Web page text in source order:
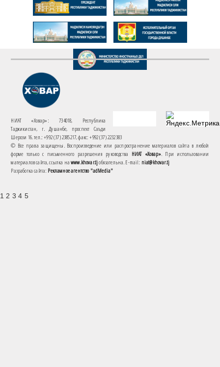
НИАТ «Ховар»: 734018, Республика
Таджикистан, г. Душанбе, проспект Саъди
Шерози 16. тел.: +992 (37) 2385217, факс: +992 (37) 2232383
© Все права защищены. Воспроизведение или распространение материалов сайта в любой
форме только с письменного разрешения руководства НИАТ «Ховар». При использовании
материалов сайта, ссылка наwww.khovar.tjобязательна. E-mail: niat@khovar.tj
Разработка сайта: Рекламное агентство "adMedia"
1 2 3 4 5